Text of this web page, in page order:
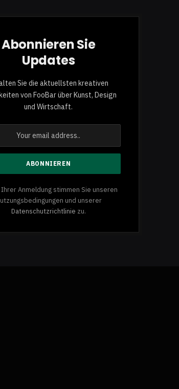
Abonnieren Sie
Updates
Sie die aktuellsten kreativen
von FooBar über Kunst, Design
und Wirtschaft.
Ihrer Anmeldung stimmen Sie unseren
und unserer
Datenschutzrichtlinie zu.